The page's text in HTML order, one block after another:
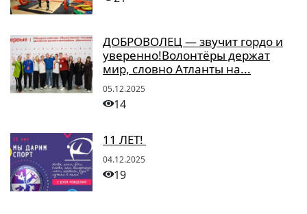
ДОБРОВОЛЕЦ — звучит гордо и
уверенно!Волонтёры держат
мир, словно Атланты на...
05.12.2025
14
11 ЛЕТ!
04.12.2025
19